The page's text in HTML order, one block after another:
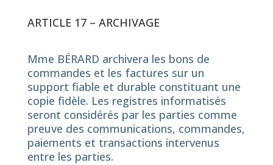
ARTICLE 17 – ARCHIVAGE
Mme BÉRARD archivera les bons de
commandes et les factures sur un
support fiable et durable constituant une
copie fidèle. Les registres informatisés
seront considérés par les parties comme
preuve des communications, commandes,
paiements et transactions intervenus
entre les parties.